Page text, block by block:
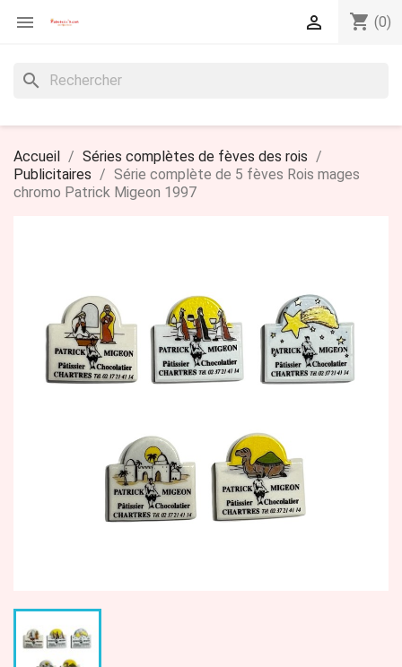
 shopping_cart (0)

search
Accueil
Séries complètes de fèves des rois
Publicitaires
Série complète de 5 fèves Rois mages
chromo Patrick Migeon 1997